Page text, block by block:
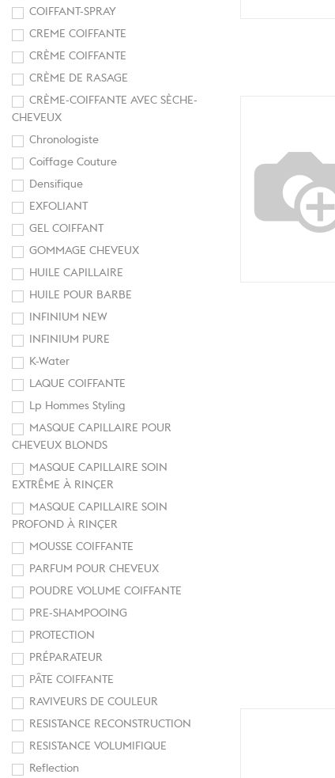
COIFFANT-SPRAY
CREME COIFFANTE
CRÈME COIFFANTE
CRÈME DE RASAGE
CRÈME-COIFFANTE AVEC SÈCHE-
CHEVEUX
Chronologiste
Coiffage Couture
Densifique
EXFOLIANT
GEL COIFFANT
GOMMAGE CHEVEUX
HUILE CAPILLAIRE
HUILE POUR BARBE
INFINIUM NEW
INFINIUM PURE
K-Water
LAQUE COIFFANTE
Lp Hommes Styling
MASQUE CAPILLAIRE POUR
CHEVEUX BLONDS
MASQUE CAPILLAIRE SOIN
EXTRÊME À RINÇER
MASQUE CAPILLAIRE SOIN
PROFOND À RINÇER
MOUSSE COIFFANTE
PARFUM POUR CHEVEUX
POUDRE VOLUME COIFFANTE
PRE-SHAMPOOING
PROTECTION
PRÉPARATEUR
PÂTE COIFFANTE
RAVIVEURS DE COULEUR
RESISTANCE RECONSTRUCTION
RESISTANCE VOLUMIFIQUE
Reflection